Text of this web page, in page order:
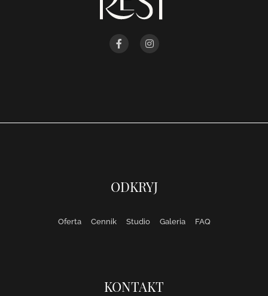
ODKRYJ
Oferta Cennik Studio Galeria FAQ
KONTAKT